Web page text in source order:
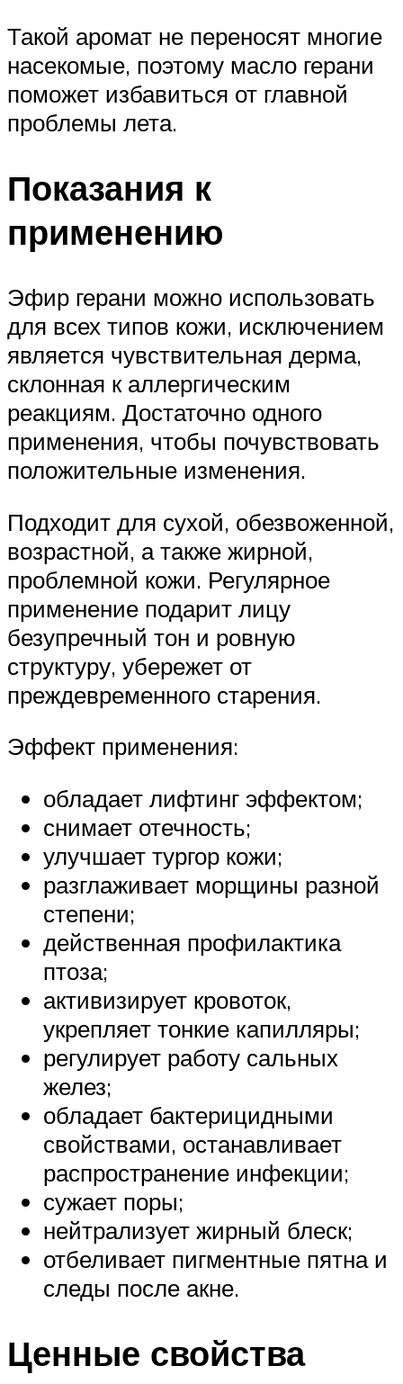
Такой аромат не переносят многие
насекомые, поэтому масло герани
поможет избавиться от главной
проблемы лета.
Показания к
применению
Эфир герани можно использовать
для всех типов кожи, исключением
является чувствительная дерма,
склонная к аллергическим
реакциям. Достаточно одного
применения, чтобы почувствовать
положительные изменения.
Подходит для сухой, обезвоженной,
возрастной, а также жирной,
проблемной кожи. Регулярное
применение подарит лицу
безупречный тон и ровную
структуру, убережет от
преждевременного старения.
Эффект применения:
обладает лифтинг эффектом;
снимает отечность;
улучшает тургор кожи;
разглаживает морщины разной
степени;
действенная профилактика
птоза;
активизирует кровоток,
укрепляет тонкие капилляры;
регулирует работу сальных
желез;
обладает бактерицидными
свойствами, останавливает
распространение инфекции;
сужает поры;
нейтрализует жирный блеск;
отбеливает пигментные пятна и
следы после акне.
Ценные свойства